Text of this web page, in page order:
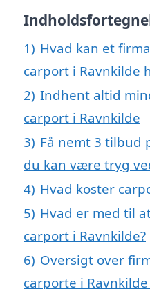
1) Hvad kan et
carport i Ravnkilde
2) Indhent altid
carport i Ravnkilde
3) Få nemt 3 tilbud
du kan være tryg
4) Hvad koster
5) Hvad er med til
carport i Ravnkilde?
6) Oversigt over
carporte i